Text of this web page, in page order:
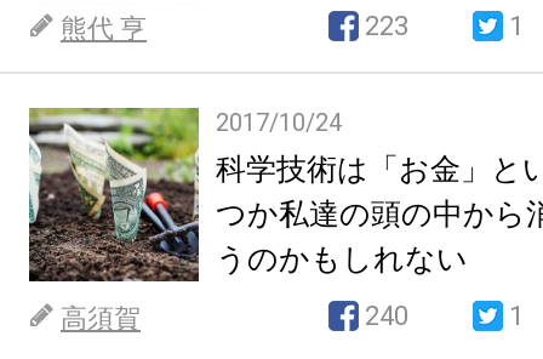
熊代 亨 223 1
2017/10/24
科学技術は「お金」と
つか私達の頭の中から
うのかもしれない
高須賀 240 1